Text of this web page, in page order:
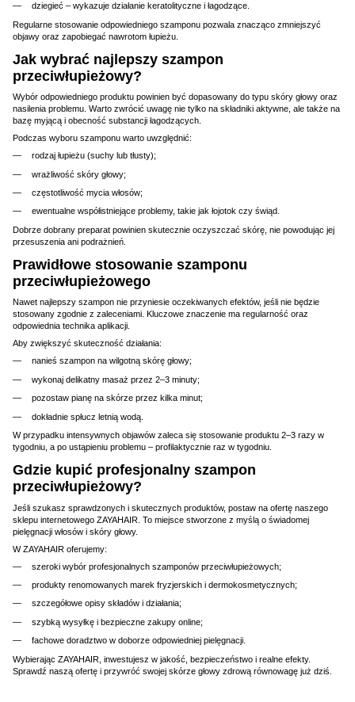
dziegieć – wykazuje działanie keratolityczne i łagodzące.
Regularne stosowanie odpowiedniego szamponu pozwala znacząco zmniejszyć
objawy oraz zapobiegać nawrotom łupieżu.
Jak wybrać najlepszy szampon
przeciwłupieżowy?
Wybór odpowiedniego produktu powinien być dopasowany do typu skóry głowy oraz
nasilenia problemu. Warto zwrócić uwagę nie tylko na składniki aktywne, ale także na
bazę myjącą i obecność substancji łagodzących.
Podczas wyboru szamponu warto uwzględnić:
rodzaj łupieżu (suchy lub tłusty);
wrażliwość skóry głowy;
częstotliwość mycia włosów;
ewentualne współistniejące problemy, takie jak łojotok czy świąd.
Dobrze dobrany preparat powinien skutecznie oczyszczać skórę, nie powodując jej
przesuszenia ani podrażnień.
Prawidłowe stosowanie szamponu
przeciwłupieżowego
Nawet najlepszy szampon nie przyniesie oczekiwanych efektów, jeśli nie będzie
stosowany zgodnie z zaleceniami. Kluczowe znaczenie ma regularność oraz
odpowiednia technika aplikacji.
Aby zwiększyć skuteczność działania:
nanieś szampon na wilgotną skórę głowy;
wykonaj delikatny masaż przez 2–3 minuty;
pozostaw pianę na skórze przez kilka minut;
dokładnie spłucz letnią wodą.
W przypadku intensywnych objawów zaleca się stosowanie produktu 2–3 razy w
tygodniu, a po ustąpieniu problemu – profilaktycznie raz w tygodniu.
Gdzie kupić profesjonalny szampon
przeciwłupieżowy?
Jeśli szukasz sprawdzonych i skutecznych produktów, postaw na ofertę naszego
sklepu internetowego ZAYAHAIR. To miejsce stworzone z myślą o świadomej
pielęgnacji włosów i skóry głowy.
W ZAYAHAIR oferujemy:
szeroki wybór profesjonalnych szamponów przeciwłupieżowych;
produkty renomowanych marek fryzjerskich i dermokosmetycznych;
szczegółowe opisy składów i działania;
szybką wysyłkę i bezpieczne zakupy online;
fachowe doradztwo w doborze odpowiedniej pielęgnacji.
Wybierając ZAYAHAIR, inwestujesz w jakość, bezpieczeństwo i realne efekty.
Sprawdź naszą ofertę i przywróć swojej skórze głowy zdrową równowagę już dziś.